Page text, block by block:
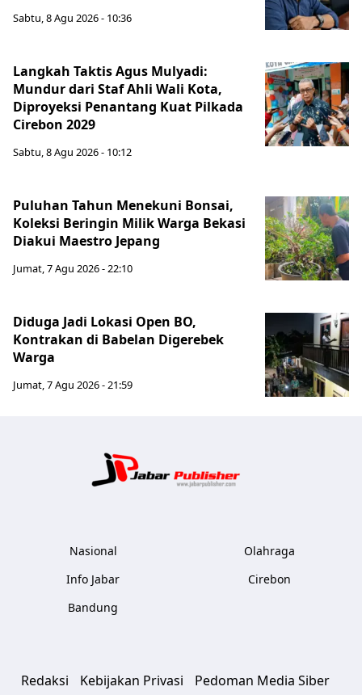
Sabtu, 8 Agu 2026 - 10:36
Langkah Taktis Agus Mulyadi:
Mundur dari Staf Ahli Wali Kota,
Diproyeksi Penantang Kuat Pilkada
Cirebon 2029
Sabtu, 8 Agu 2026 - 10:12
Puluhan Tahun Menekuni Bonsai,
Koleksi Beringin Milik Warga Bekasi
Diakui Maestro Jepang
Jumat, 7 Agu 2026 - 22:10
Diduga Jadi Lokasi Open BO,
Kontrakan di Babelan Digerebek
Warga
Jumat, 7 Agu 2026 - 21:59
Nasional
Info Jabar
Bandung
Olahraga
Cirebon
Redaksi Kebijakan Privasi Pedoman Media Siber